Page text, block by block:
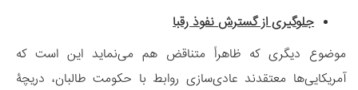
جلوگیری از گسترش نفوذ رقبا
موضوع دیگری که ظاهراً متناقض هم می‌نماید این است که
آمریکایی‌ها معتقدند عادی‌سازی روابط با حکومت طالبان، دریچۀ